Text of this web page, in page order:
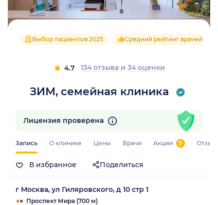
ЗИМ, семейная клиника
Выбор пациентов 2025 Средний рейтинг врачей 4.7
4.7 134 отзыва и 34 оценки
Запись О клинике Цены Врачи Акции 9
В избранное Поделиться
Лицензия проверена
г Москва, ул Гиляровского, д 10 стр 1
Проспект Мира (700 м)